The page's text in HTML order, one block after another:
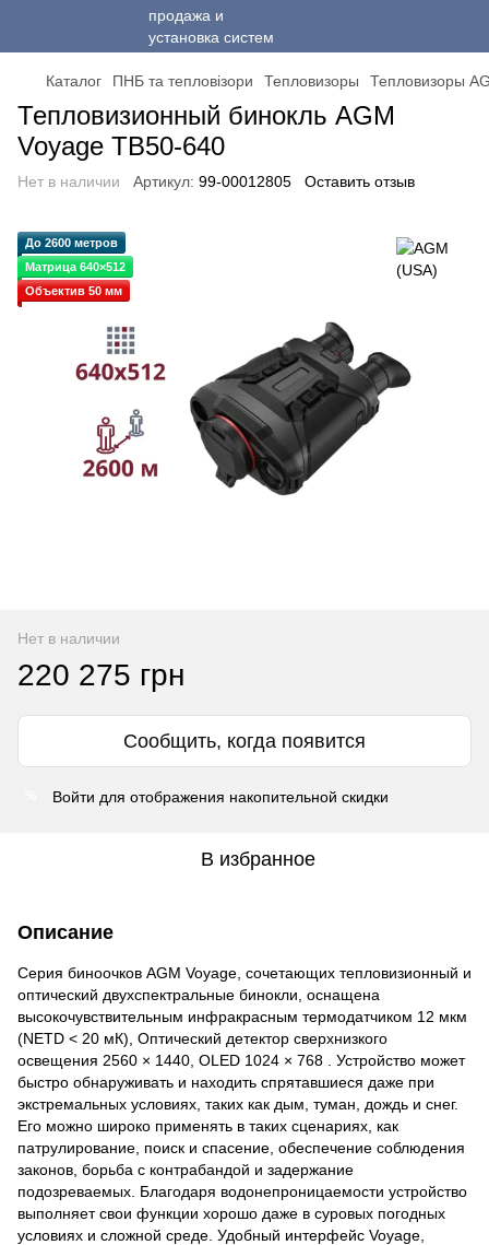
Каталог ПНБ та тепловізори Тепловизоры Тепловизоры
Тепловизионный бинокль AGM
Voyage TB50-640
Нет в наличии Артикул: 99-00012805 Оставить отзыв
До 2600 метров
Матрица 640×512
Объектив 50 мм
Нет в наличии
220 275 грн
Сообщить, когда появится
Войти для отображения накопительной скидки
В избранное
Описание
Серия биноочков AGM Voyage, сочетающих тепловизионный и
оптический двухспектральные бинокли, оснащена
высокочувствительным инфракрасным термодатчиком 12 мкм
(NETD < 20 мК), Оптический детектор сверхнизкого
освещения 2560 × 1440, OLED 1024 × 768 . Устройство может
быстро обнаруживать и находить спрятавшиеся даже при
экстремальных условиях, таких как дым, туман, дождь и снег.
Его можно широко применять в таких сценариях, как
патрулирование, поиск и спасение, обеспечение соблюдения
законов, борьба с контрабандой и задержание
подозреваемых. Благодаря водонепроницаемости устройство
выполняет свои функции хорошо даже в суровых погодных
условиях и сложной среде. Удобный интерфейс Voyage,